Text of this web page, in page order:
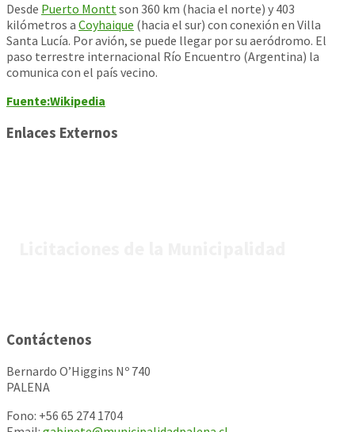
Desde Puerto Monttson 360 km (hacia el norte) y 403
kilómetros a Coyhaique (hacia el sur) con conexión en Villa
Santa Lucía. Por avión, se puede llegar por su aeródromo. El
paso terrestre internacional Río Encuentro (Argentina) la
comunica con el país vecino.
Fuente:Wikipedia
Enlaces Externos
Contáctenos
Bernardo O’Higgins Nº 740
PALENA
Fono: +56 65 274 1704